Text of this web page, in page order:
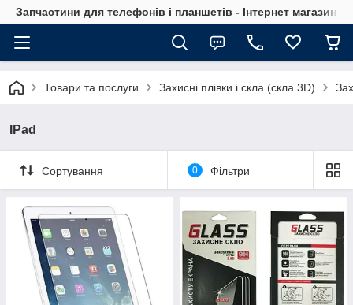
Запчастини для телефонів і планшетів - Інтернет магазин
Товари та послуги Захисні плівки і скла (скла 3D)
IPad
Сортування 0 Фільтри